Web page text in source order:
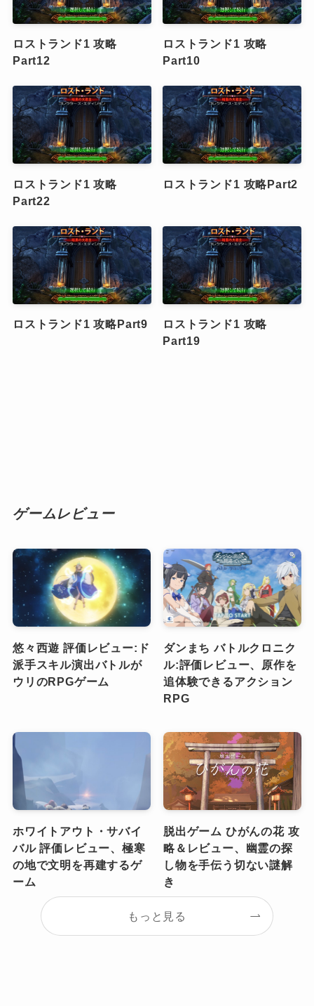
ロストランド1 攻略
Part12
ロストランド1 攻略
Part10
ロストランド1 攻略
Part22
ロストランド1 攻略Part2
ロストランド1 攻略Part9
ロストランド1 攻略
Part19
ゲームレビュー
悠々西遊 評価レビュー:ド
派手スキル演出バトルが
ウリのRPGゲーム
ダンまち バトルクロニク
ル:評価レビュー、原作を
追体験できるアクション
RPG
ホワイトアウト・サバイ
バル 評価レビュー、極寒
の地で文明を再建するゲ
ーム
脱出ゲーム ひがんの花 攻
略＆レビュー、幽霊の探
し物を手伝う切ない謎解
き
もっと見る